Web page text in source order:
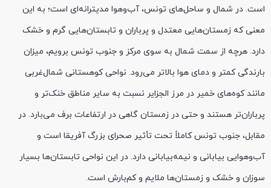
است. در شمال و ساحل‌های تونس، آب‌وهوا مدیترانه‌ای است؛ به این
معنی که زمستان‌هایی معتدل و پرباران و تابستان‌هایی گرم و خشک
دارد. هرچه از سمت شمال به سوی مرکز و جنوب تونس برویم، میزان
بارندگی کمتر و دمای هوا بالاتر می‌رود. نواحی کوهستانی شمال‌غربی
مانند کوه‌های خمیر در مرز الجزایر نسبت به سایر مناطق خنک‌تر و
پرباران‌تر هستند و حتی در زمستان گاهی در ارتفاعات برف می‌بارد. در
مقابل، جنوب تونس کاملاً تحت تأثیر صحرای بزرگ آفریقا است و
آب‌وهوایی بیابانی و نیمه‌بیابانی دارد. در این نواحی تابستان‌ها بسیار
سوزان و خشک و زمستان‌ها ملایم و کم‌بارش است.